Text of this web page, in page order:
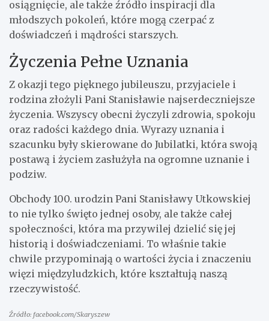
osiągnięcie, ale także źródło inspiracji dla
młodszych pokoleń, które mogą czerpać z
doświadczeń i mądrości starszych.
Życzenia Pełne Uznania
Z okazji tego pięknego jubileuszu, przyjaciele i
rodzina złożyli Pani Stanisławie najserdeczniejsze
życzenia. Wszyscy obecni życzyli zdrowia, spokoju
oraz radości każdego dnia. Wyrazy uznania i
szacunku były skierowane do Jubilatki, która swoją
postawą i życiem zasłużyła na ogromne uznanie i
podziw.
Obchody 100. urodzin Pani Stanisławy Utkowskiej
to nie tylko święto jednej osoby, ale także całej
społeczności, która ma przywilej dzielić się jej
historią i doświadczeniami. To właśnie takie
chwile przypominają o wartości życia i znaczeniu
więzi międzyludzkich, które kształtują naszą
rzeczywistość.
Źródło: facebook.com/Skaryszew